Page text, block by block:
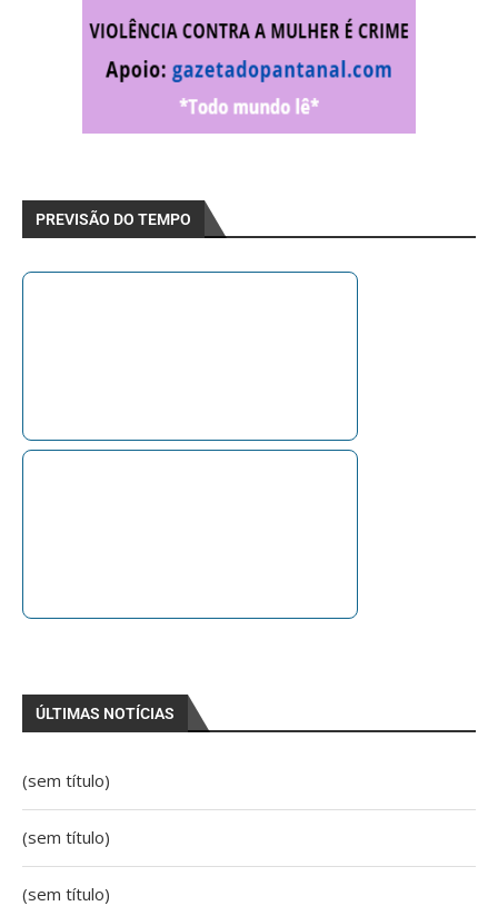
PREVISÃO DO TEMPO
ÚLTIMAS NOTÍCIAS
(sem título)
(sem título)
(sem título)